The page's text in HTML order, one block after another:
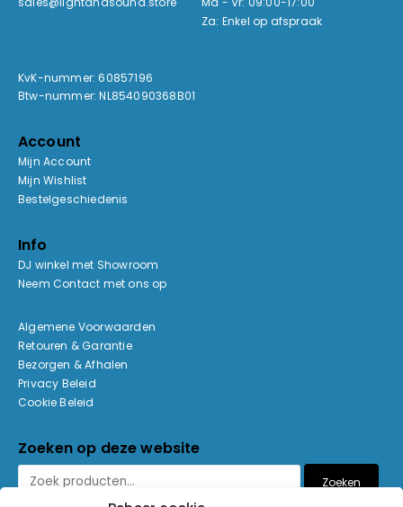
Za: Enkel op afspraak
KvK-nummer: 60857196
Btw-nummer: NL854090368B01
Account
Mijn Account
Mijn Wishlist
Bestelgeschiedenis
Info
DJ winkel met Showroom
Neem Contact met ons op
Algemene Voorwaarden
Retouren & Garantie
Bezorgen & Afhalen
Privacy Beleid
Cookie Beleid
Zoeken op deze website
Zoeken